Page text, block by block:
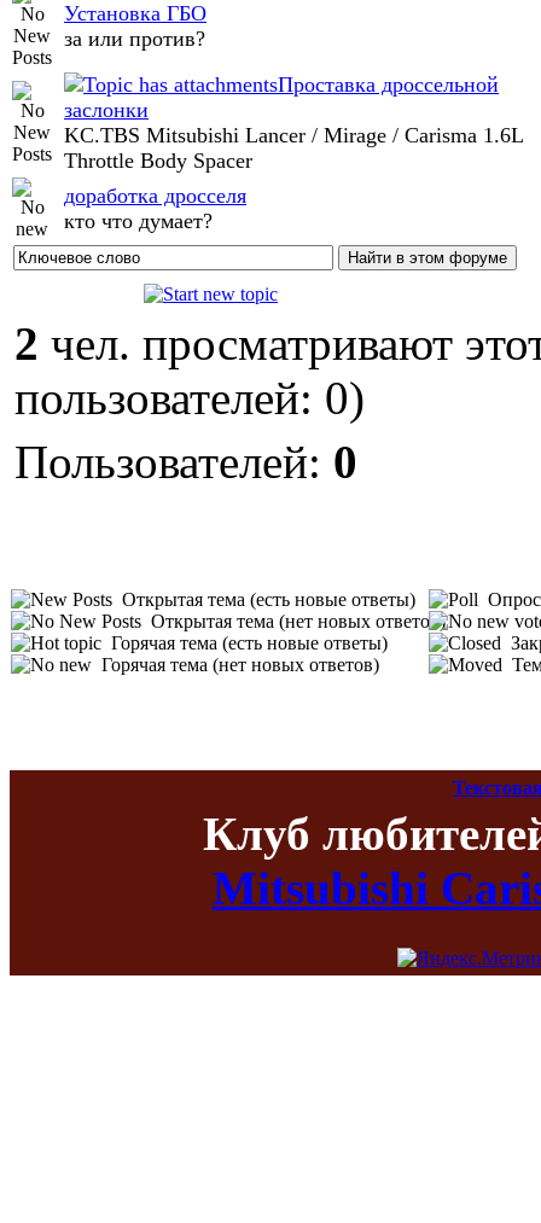
Установка ГБО
за или против?
Проставка дроссельной
заслонки
KC.TBS Mitsubishi Lancer / Mirage / Carisma 1.6L
Throttle Body Spacer
доработка дросселя
кто что думает?
2 чел. просматривают
пользователей: 0)
Пользователей: 0
Открытая тема (есть новые ответы)
Открытая тема (нет новых ответов)
Горячая тема (есть новые ответы)
Горячая тема (нет новых ответов)
Опрос
Клуб
Mitsubishi